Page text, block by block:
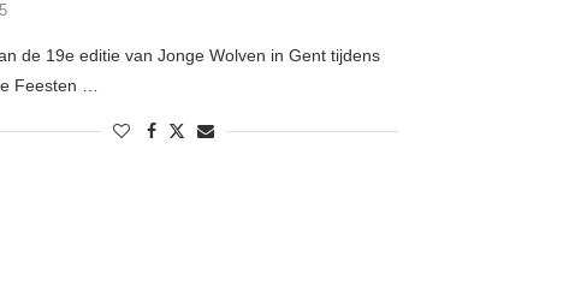
de 19e editie van Jonge Wolven in Gent tijdens
Feesten …